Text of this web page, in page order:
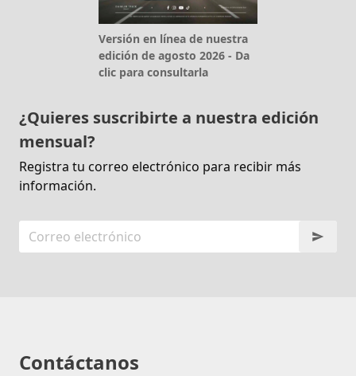
Versión en línea de nuestra
edición de agosto 2026 - Da
clic para consultarla
¿Quieres suscribirte a nuestra edición
mensual?
Registra tu correo electrónico para recibir más
información.
Contáctanos